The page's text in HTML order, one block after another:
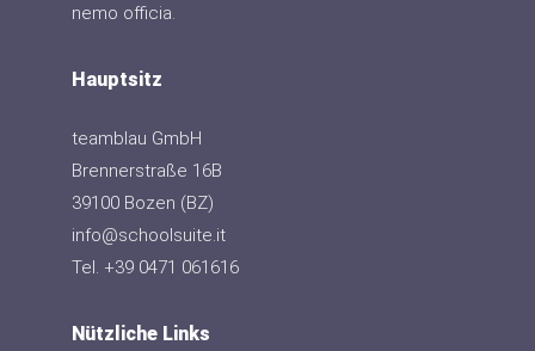
nemo officia.
Hauptsitz
teamblau GmbH
Brennerstraße 16B
39100 Bozen (BZ)
info@schoolsuite.it
Tel. +39 0471 061616
Nützliche Links